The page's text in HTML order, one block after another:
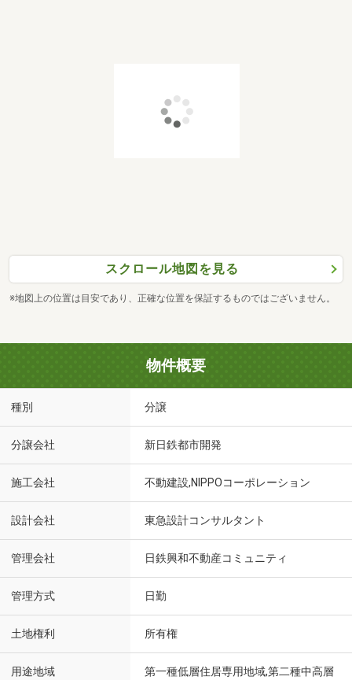
スクロール地図を見る
※地図上の位置は目安であり、正確な位置を保証するものではございません。
物件概要
種別 分譲
分譲会社 新日鉄都市開発
施工会社 不動建設,NIPPOコーポレーション
設計会社 東急設計コンサルタント
管理会社 日鉄興和不動産コミュニティ
管理方式 日勤
土地権利 所有権
用途地域
第一種低層住居専用地域,第二種中高層